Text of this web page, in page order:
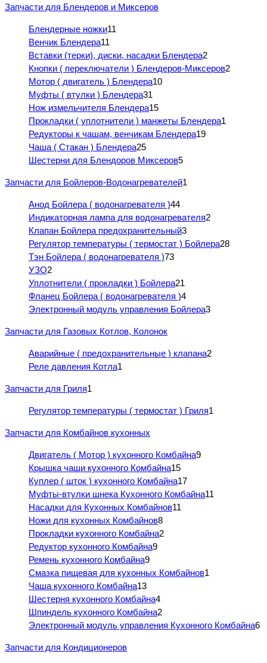
Запчасти для Блендеров и Миксеров
Блендерные ножки11
Венчик Блендера11
Вставки (терки), диски, насадки Блендера2
Кнопки ( переключатели ) Блендеров-Миксеров2
Мотор ( двигатель ) Блендера10
Муфты ( втулки ) Блендера31
Нож измельчителя Блендера15
Прокладки ( уплотнители ) манжеты Блендера1
Редукторы к чашам, венчикам Блендера19
Чаша ( Стакан ) Блендера25
Шестерни для Блендоров Миксеров5
Запчасти для Бойлеров-Водонагревателей1
Анод Бойлера ( водонагревателя )44
Индикаторная лампа для водонагревателя2
Клапан Бойлера предохранительный3
Регулятор температуры ( термостат ) Бойлера28
Тэн Бойлера ( водонагревателя )73
УЗО2
Уплотнители ( прокладки ) Бойлера21
Фланец Бойлера ( водонагревателя )4
Электронный модуль управления Бойлера3
Запчасти для Газовых Котлов, Колонок
Аварийные ( предохранительные ) клапана2
Реле давления Котла1
Запчасти для Гриля1
Регулятор температуры ( термостат ) Гриля1
Запчасти для Комбайнов кухонных
Двигатель ( Мотор ) кухонного Комбайна9
Крышка чаши кухонного Комбайна15
Куплер ( шток ) кухонного Комбайна17
Муфты-втулки шнека Кухонного Комбайна11
Насадки для Кухонных Комбайнов11
Ножи для кухонных Комбайнов8
Прокладки кухонного Комбайна2
Редуктор кухонного Комбайна9
Ремень кухонного Комбайна9
Смазка пищевая для кухонных Комбайнов1
Чаша кухонного Комбайна13
Шестерня кухонного Комбайна4
Шпиндель кухонного Комбайна2
Электронный модуль управления Кухонного Комбайна6
Запчасти для Кондиционеров